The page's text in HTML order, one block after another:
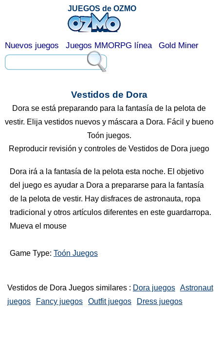
Vestidos de Dora
Dora se está preparando para la fantasía de la pelota de
vestir. Elija vestidos nuevos y máscara a Dora. Fácil y bueno
Toón juegos.
Reproducir revisión y controles de Vestidos de Dora juego
Dora irá a la fantasía de la pelota esta noche. El objetivo
del juego es ayudar a Dora a prepararse para la fantasía
de la pelota de vestir. Hay disfraces de astronauta, ropa
tradicional y otros artículos diferentes en este guardarropa.
Mueva el mouse
Game Type: Toón Juegos
Vestidos de Dora Juegos similares : Dora juegos Astronaut
juegos
Fancy juegos Outfit juegos Dress juegos
JUEGOS de OZMO
Nuevos juegos Juegos MMORPG línea Gold Miner